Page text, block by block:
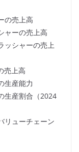
の売上高
ャーの売上高
ッシャーの売上
売上高
生産能力
生産割合（2024
リューチェーン